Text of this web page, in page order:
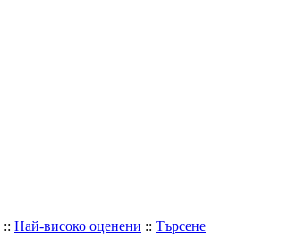
:: Най-високо оценени :: Търсене